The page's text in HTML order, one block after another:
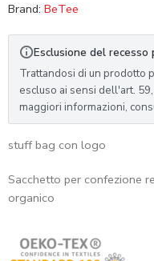
Brand: BeTee
Esclusione del
Trattandosi di un prodotto
escluso ai sensi dell'art.
maggiori informazioni,
stuff bag con logo
Sacchetto per confezione
organico